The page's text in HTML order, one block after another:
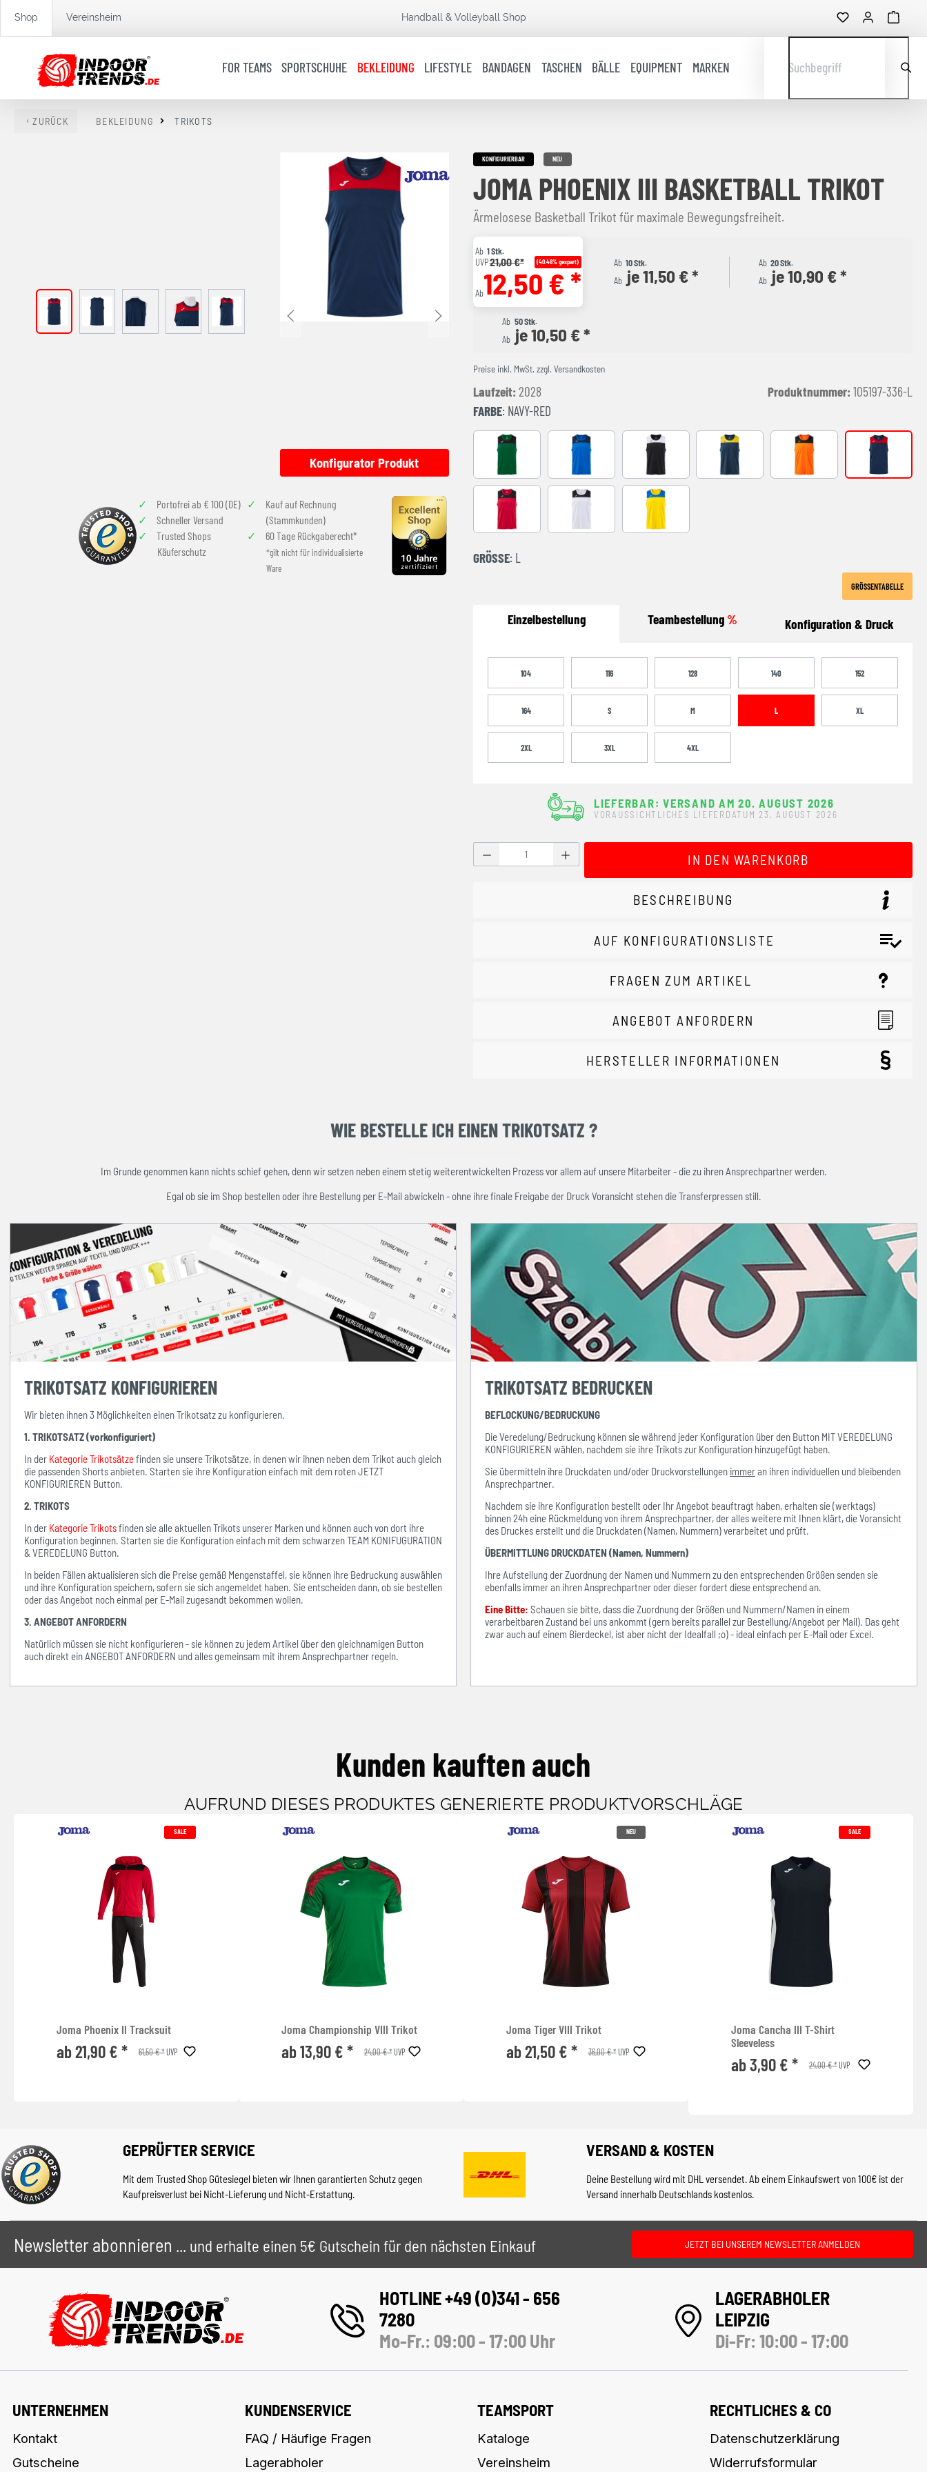
Zur Hauptnavigation springen
Shop Vereinsheim Handball & Volleyball Shop
FOR TEAMS SPORTSCHUHE BEKLEIDUNG LIFESTYLE BANDAGEN TASCHEN BÄLLE EQUIPMENT MARKEN Suchbegriff
ZURÜCK BEKLEIDUNG TRIKOTS
Konfigurator Produkt
Portofrei ab € 100 (DE)
Schneller Versand
Trusted Shops
Käuferschutz
Kauf auf Rechnung
(Stammkunden)
60 Tage Rückgaberecht*
*gilt nicht für individualisierte
Ware
KONFIGURIERBAR NEU
JOMA PHOENIX III BASKETBALL TRIKOT
Ärmelosese Basketball Trikot für maximale Bewegungsfreiheit.
Ab 1 Stk.
UVP21,00 €* (40.48% gespart)
Ab12,50 € *
Ab 10 Stk.
Ab je 11,50 € *
Ab 20 Stk.
Ab je 10,90 € *
Ab 50 Stk.
Ab je 10,50 € *
Preise inkl. MwSt. zzgl. Versandkosten
Laufzeit: 2028 Produktnummer: 105197-336-L
FARBE: NAVY-RED
GREEEN-BLACK NAVY-YELLOW ORANGE-BLACK NAVY-RED
RED-BLACK YELLOW-ROYAL
GRÖSSE : L
GRÖSSENTABELLE
Einzelbestellung Teambestellung% Konfiguration & Druck
104 116 128 140 152
164 S M L XL
2XL 3XL 4XL
LIEFERBAR: VERSAND AM 20. AUGUST 2026
VORAUSSICHTLICHES LIEFERDATUM 23. AUGUST 2026
Produkt Anzahl: Gib den gewünschten Wert ein oder benutze die Schaltflächen
IN DEN WARENKORB
BESCHREIBUNG
AUF KONFIGURATIONSLISTE
FRAGEN ZUM ARTIKEL
ANGEBOT ANFORDERN
HERSTELLER INFORMATIONEN
WIE BESTELLE ICH EINEN TRIKOTSATZ ?
Im Grunde genommen kann nichts schief gehen, denn wir setzen neben einem stetig weiterentwickelten Prozess vor allem auf unsere Mitarbeiter - die zu ihren Ansprechpartner werden.
Egal ob sie im Shop bestellen oder ihre Bestellung per E-Mail abwickeln - ohne ihre finale Freigabe der Druck Voransicht stehen die Transferpressen still.
TRIKOTSATZ KONFIGURIEREN
Wir bieten ihnen 3 Möglichkeiten einen Trikotsatz zu konfigurieren.
1. TRIKOTSATZ (vorkonfiguriert)
In der Kategorie Trikotsätzefinden sie unsere Trikotsätze, in denen wir ihnen neben dem Trikot auch gleich
die passenden Shorts anbieten. Starten sie ihre Konfiguration einfach mit dem roten JETZT
KONFIGURIEREN Button.
2. TRIKOTS
In der Kategorie Trikotsfinden sie alle aktuellen Trikots unserer Marken und können auch von dort ihre
Konfiguration beginnen. Starten sie die Konfiguration einfach mit dem schwarzen TEAM KONIFUGURATION
& VEREDELUNG Button.
In beiden Fällen aktualisieren sich die Preise gemäß Mengenstaffel, sie können ihre Bedruckung auswählen
und ihre Konfiguration speichern, sofern sie sich angemeldet haben. Sie entscheiden dann, ob sie bestellen
oder das Angebot noch einmal per E-Mail zugesandt bekommen wollen.
3. ANGEBOT ANFORDERN
Natürlich müssen sie nicht konfigurieren - sie können zu jedem Artikel über den gleichnamigen Button
auch direkt ein ANGEBOT ANFORDERN und alles gemeinsam mit ihrem Ansprechpartner regeln.
TRIKOTSATZ BEDRUCKEN
BEFLOCKUNG/BEDRUCKUNG
Die Veredelung/Bedruckung können sie während jeder Konfiguration über den Button MIT VEREDELUNG
KONFIGURIEREN wählen, nachdem sie ihre Trikots zur Konfiguration hinzugefügt haben.
Sie übermitteln ihre Druckdaten und/oder Druckvorstellungen immeran ihren individuellen und bleibenden
Ansprechpartner.
Nachdem sie ihre Konfiguration bestellt oder Ihr Angebot beauftragt haben, erhalten sie (werktags)
binnen 24h eine Rückmeldung von ihrem Ansprechpartner, der alles weitere mit Ihnen klärt, die Voransicht
des Druckes erstellt und die Druckdaten (Namen, Nummern) verarbeitet und prüft.
ÜBERMITTLUNG DRUCKDATEN (Namen, Nummern)
Ihre Aufstellung der Zuordnung der Namen und Nummern zu den entsprechenden Größen senden sie
ebenfalls immer an ihren Ansprechpartner oder dieser fordert diese entsprechend an.
Eine Bitte: Schauen sie bitte, dass die Zuordnung der Größen und Nummern/Namen in einem
verarbeitbaren Zustand bei uns ankommt (gern bereits parallel zur Bestellung/Angebot per Mail). Das geht
zwar auch auf einem Bierdeckel, ist aber nicht der Idealfall ;o) - ideal einfach per E-Mail oder Excel.
Kunden kauften auch
AUFRUND DIESES PRODUKTES GENERIERTE PRODUKTVORSCHLÄGE
SALE
Joma Phoenix II Tracksuit
ab 21,90 € * 61,50 € *UVP
Joma Championship VIII Trikot
ab 13,90 € * 24,00 € *UVP
NEU
Joma Tiger VIII Trikot
ab 21,50 € * 36,00 € *UVP
SALE
Joma Cancha III T-Shirt
Sleeveless
ab 3,90 € * 24,00 € *UVP
GEPRÜFTER SERVICE
Mit dem Trusted Shop Gütesiegel bieten wir Ihnen garantierten Schutz gegen
Kaufpreisverlust bei Nicht-Lieferung und Nicht-Erstattung.
VERSAND & KOSTEN
Deine Bestellung wird mit DHL versendet. Ab einem Einkaufswert von 100€ ist der
Versand innerhalb Deutschlands kostenlos.
Newsletter abonnieren ... und erhalte einen 5€ Gutschein für den nächsten Einkauf JETZT BEI UNSEREM NEWSLETTER ANMELDEN
HOTLINE +49 (0)341 - 656
7280
Mo-Fr.: 09:00 - 17:00 Uhr
LAGERABHOLER
LEIPZIG
Di-Fr: 10:00 - 17:00
UNTERNEHMEN
Kontakt
Gutscheine
KUNDENSERVICE
FAQ / Häufige Fragen
Lagerabholer
TEAMSPORT
Kataloge
Vereinsheim
RECHTLICHES & CO
Datenschutzerklärung
Widerrufsformular